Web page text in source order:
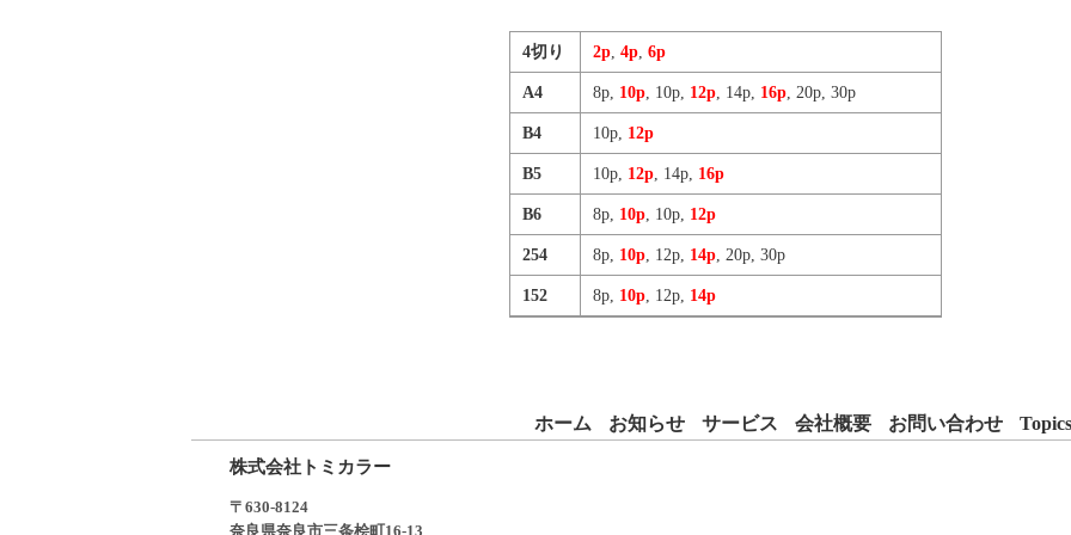
4切り 2p, 4p, 6p
A4 8p, 10p, 10p, 12p, 14p, 16p, 20p, 30p
B4 10p, 12p
B5 10p, 12p, 14p, 16p
B6 8p, 10p, 10p, 12p
254 8p, 10p, 12p, 14p, 20p, 30p
152 8p, 10p, 12p, 14p
ホーム お知らせ サービス 会社概要 お問い合わせ Topics
株式会社トミカラー
〒630-8124